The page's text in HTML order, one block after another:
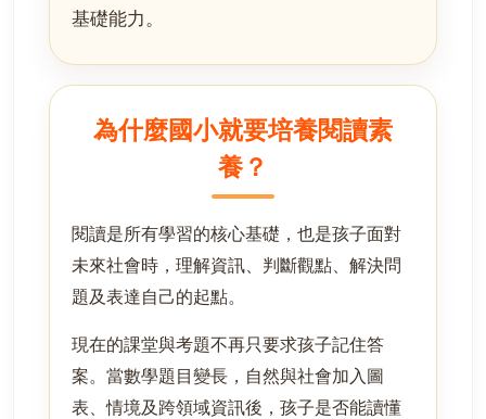
基礎能力。
為什麼國小就要培養閱讀素
養？
閱讀是所有學習的核心基礎，也是孩子面對
未來社會時，理解資訊、判斷觀點、解決問
題及表達自己的起點。
現在的課堂與考題不再只要求孩子記住答
案。當數學題目變長，自然與社會加入圖
表、情境及跨領域資訊後，孩子是否能讀懂